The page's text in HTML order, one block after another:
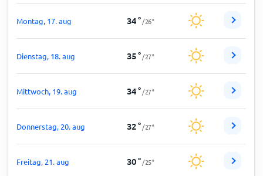
Montag, 17. aug 34° /26°
Dienstag, 18. aug 35° /27°
Mittwoch, 19. aug 34° /27°
Donnerstag, 20. aug 32° /27°
Freitag, 21. aug 30° /25°